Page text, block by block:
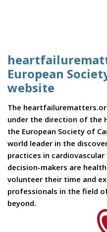
European
website
The
under the direction of the
the European Society of
world leader in the
practices in
decision-makers are
volunteer their time and
professionals in the field
beyond.